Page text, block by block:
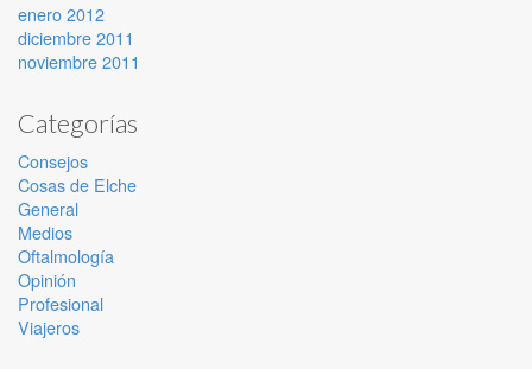
enero 2012
diciembre 2011
noviembre 2011
Categorías
Consejos
Cosas de Elche
General
Medios
Oftalmología
Opinión
Profesional
Viajeros